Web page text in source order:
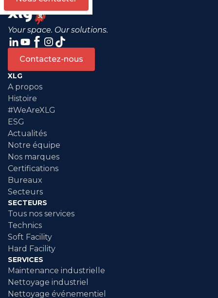
Your space. Our solutions.
Contactez-nous
XLG
A propos
Histoire
#WeAreXLG
ESG
Actualités
Notre équipe
Nos marques
Certifications
Bureaux
Secteurs
SECTEURS
Tous nos services
Technics
Soft Facility
Hard Facility
SERVICES
Maintenance industrielle
Nettoyage industriel
Nettoyage événementiel